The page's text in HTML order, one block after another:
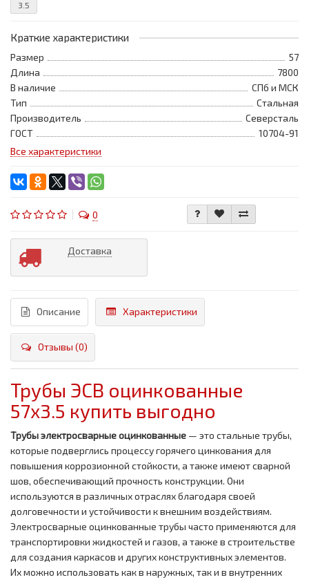
3.5
Краткие характеристики
Размер
57
Длина
7800
В наличие
СПб и МСК
Тип
Стальная
Производитель
Северсталь
ГОСТ
10704-91
Все характеристики
0
Доставка
Описание Характеристики
Отзывы (0)
Трубы ЭСВ оцинкованные
57x3.5 купить выгодно
Трубы электросварные оцинкованные — это стальные трубы,
которые подверглись процессу горячего цинкования для
повышения коррозионной стойкости, а также имеют сварной
шов, обеспечивающий прочность конструкции. Они
используются в различных отраслях благодаря своей
долговечности и устойчивости к внешним воздействиям.
Электросварные оцинкованные трубы часто применяются для
транспортировки жидкостей и газов, а также в строительстве
для создания каркасов и других конструктивных элементов.
Их можно использовать как в наружных, так и в внутренних